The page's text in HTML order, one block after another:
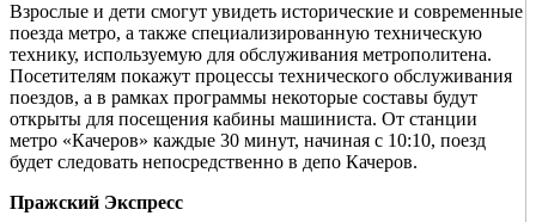
Взрослые и дети смогут увидеть исторические и современные
поезда метро, а также специализированную техническую
технику, используемую для обслуживания метрополитена.
Посетителям покажут процессы технического обслуживания
поездов, а в рамках программы некоторые составы будут
открыты для посещения кабины машиниста. От станции
метро «Качеров» каждые 30 минут, начиная с 10:10, поезд
будет следовать непосредственно в депо Качеров.
Пражский Экспресс